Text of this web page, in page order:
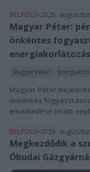
BELFÖLD 2026.
Magyar Péter:
önkéntes
Magyar Péter
Magyar Péter
önkéntes
emelkedése miatt
BELFÖLD 2026.
Megkezdődik a
Óbudai